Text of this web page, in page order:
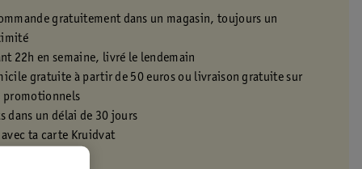
gratuitement dans un magasin, toujours un
22h en semaine, livré le lendemain
gratuite à partir de 50 euros ou livraison gratuite sur
promotionnels
dans un délai de 30 jours
ta carte Kruidvat